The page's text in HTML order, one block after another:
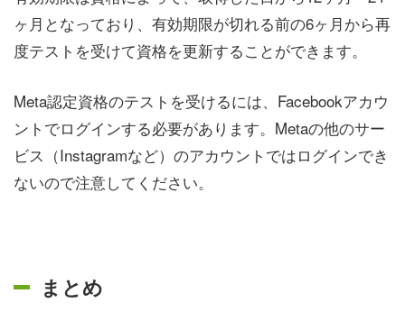
ヶ月となっており、有効期限が切れる前の6ヶ月から再
度テストを受けて資格を更新することができます。
Meta認定資格のテストを受けるには、Facebookアカウ
ントでログインする必要があります。Metaの他のサー
ビス（Instagramなど）のアカウントではログインでき
ないので注意してください。
まとめ